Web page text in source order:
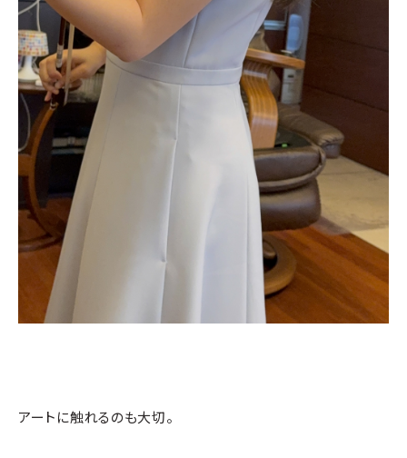
アートに触れるのも大切。